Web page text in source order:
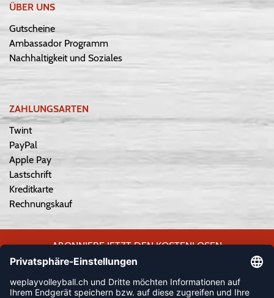
ÜBER UNS
Gutscheine
Ambassador Programm
Nachhaltigkeit und Soziales
ZAHLUNGSARTEN
Twint
PayPal
Apple Pay
Lastschrift
Kreditkarte
Rechnungskauf
ABONNIERE JETZT DEN KOSTENLOSEN
WEPLAYVOLLEYBALL-NEWSLETTER UND VERPASSE KEINE